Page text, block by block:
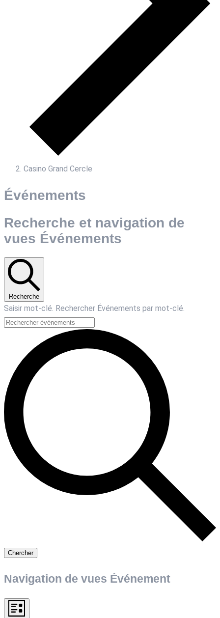
Casino Grand Cercle
Événements
Recherche et navigation de
vues Événements
Recherche
Saisir mot-clé. Rechercher Événements par mot-clé.
Chercher
Navigation de vues Événement